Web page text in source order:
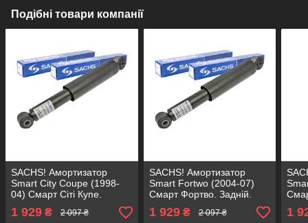
Подібні товари компанії
SACHS! Амортизатор
Smart City Coupe (1998-
04) Смарт Сіті Купе.
Задній. 290909 , 343440
САКС
1 929 ₴ 2 097 ₴
SACHS! Амортизатор
Smart Fortwo (2004-07)
Смарт Фортво. Задній.
290909 , 343440 САКС
1 929₴ 2 097 ₴ 1